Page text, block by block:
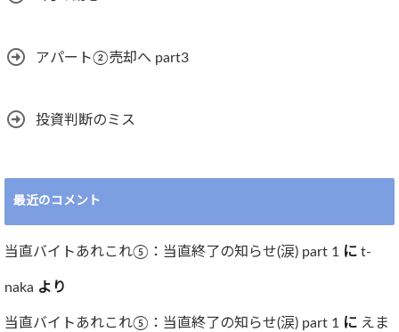
アパート②売却へ part3
投資判断のミス
最近のコメント
当直バイトあれこれ⑤：当直終了の知らせ(涙) part 1 に t-
naka より
当直バイトあれこれ⑤：当直終了の知らせ(涙) part 1 に えま